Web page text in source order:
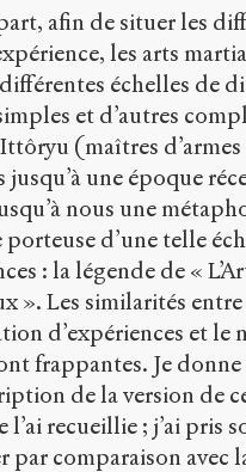
afin de situer les
les arts
échelles de
et d’autres
(maîtres d’armes
jusqu’à une époque
nous une
d’une telle
: la légende de «
». Les similarités
d’expériences et le
frappantes. Je
de la version de
l’ai recueillie ; j’ai pris
par comparaison avec